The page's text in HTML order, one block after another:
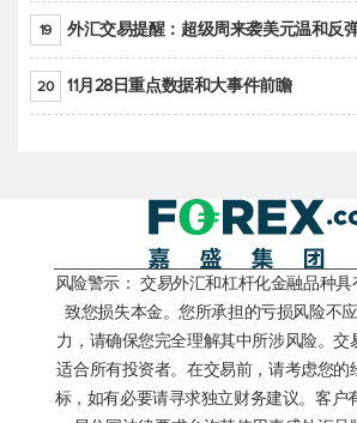
19 外汇交易提醒：超级周来袭美元温和反
20 11月28日重点数据和大事件前瞻
风险警示： 交易外汇和杠杆化金融品种
致您损失本金。您所承担的亏损风险不
力，请确保您完全理解其中所涉风险。交
适合所有投资者。在交易前，请考虑您的
标，如有必要请寻求独立财务建议。客户